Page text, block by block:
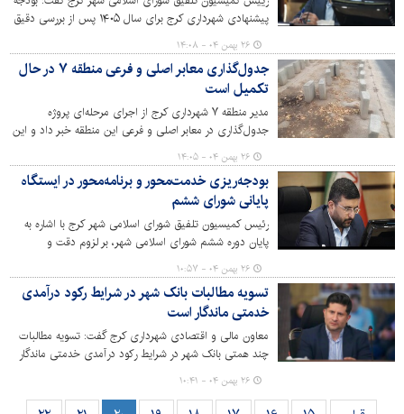
پیشنهادی شهرداری کرج برای سال ۱۴۰۵ پس از بررسی دقیق
مناطق، سازمان‌ها و بودجه جاری، توسط اعضای شورا تصویب
شد.
۲۶ بهمن ۰۴ - ۱۴:۰۸
جدول‌گذاری معابر اصلی و فرعی منطقه ۷ در حال
تکمیل است
مدیر منطقه ۷ شهرداری کرج از اجرای مرحله‌ای پروژه
جدول‌گذاری در معابر اصلی و فرعی این منطقه خبر داد و این
اقدام را گامی مؤثر در بهبود عبور و مرور، ارتقای ایمنی و
افزایش زیبایی بصری شهری عنوان کرد.
۲۶ بهمن ۰۴ - ۱۴:۰۵
بودجه‌ریزی خدمت‌محور و برنامه‌محور در ایستگاه
پایانی شورای ششم
رئیس کمیسیون تلفیق شورای اسلامی شهر کرج با اشاره به
پایان دوره ششم شورای اسلامی شهر، بر لزوم دقت و
حساسیت ویژه اعضای شورا در بررسی بودجه سال آینده تأکید
کرد.
۲۶ بهمن ۰۴ - ۱۰:۵۷
تسویه مطالبات بانک شهر در شرایط رکود درآمدی
خدمتی ماندگار است
معاون مالی و اقتصادی شهرداری کرج گفت: تسویه مطالبات
چند همتی بانک شهر در شرایط رکود درآمدی خدمتی ماندگار
است و بستر را برای بهره مندی از حجم بیشتری از
مشارکت‌های مالی و تسهیلات بانکی جهت تکمیل پروژه‌های
عمرانی و زیربنایی فراهم می سازد.
۲۶ بهمن ۰۴ - ۱۰:۴۱